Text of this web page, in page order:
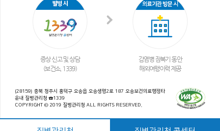
증상 신고 및 상담
(보건소, 1339)
감염병 잠복기 동안
해외여행이력 제공
(28159) 충북 청주시 흥덕구 오송읍 오송생명2로 187 오송보건의료행정타
운내 질병관리청 ☎1339
COPYRIGHT © 2019 질병관리청 ALL RIGHTS RESERVED.